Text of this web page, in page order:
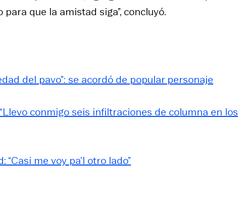
que la amistad siga”, concluyó.
del pavo”: se acordó de popular personaje
conmigo seis infiltraciones de columna en los
me voy pa’l otro lado”